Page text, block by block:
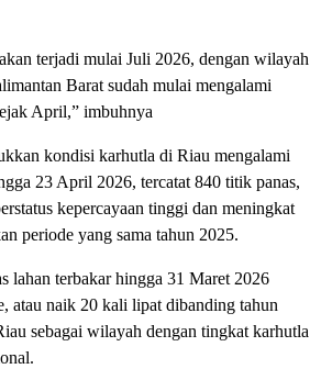
terjadi mulai Juli 2026, dengan wilayah
Barat sudah mulai mengalami
April,” imbuhnya
kondisi karhutla di Riau mengalami
23 April 2026, tercatat 840 titik panas,
kepercayaan tinggi dan meningkat
periode yang sama tahun 2025.
lahan terbakar hingga 31 Maret 2026
atau naik 20 kali lipat dibanding tahun
sebagai wilayah dengan tingkat karhutla